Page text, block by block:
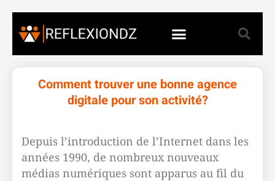
Comment trouver une bonne agence
digitale pour son activité?
Depuis l’introduction de l’Internet dans les
années 1990, de nombreux nouveaux
médias numériques sont apparus au fil du